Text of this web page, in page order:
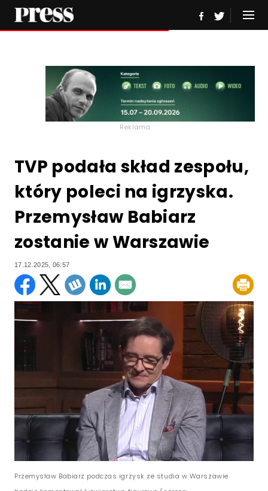
Reklama
TVP podała skład zespołu,
który poleci na igrzyska.
Przemysław Babiarz
zostanie w Warszawie
17.12.2025, 06:57
Przemysław Babiarz podczas igrzysk ze studia w Warszawie